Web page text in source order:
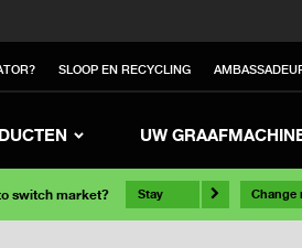
SLOOP EN RECYCLING
UW
switch market? Stay Change